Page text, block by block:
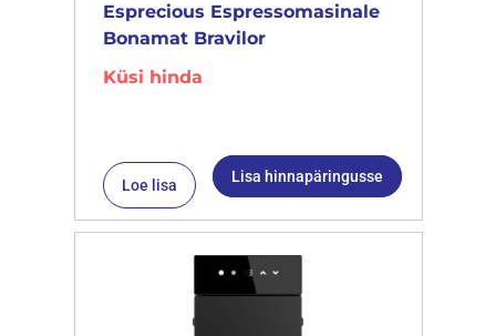
Esprecious Espressomasinale
Bonamat Bravilor
Küsi hinda
Loe lisa Lisa hinnapäringusse